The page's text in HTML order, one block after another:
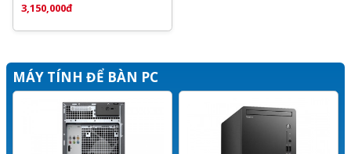
3,150,000đ
MÁY TÍNH ĐỂ BÀN PC